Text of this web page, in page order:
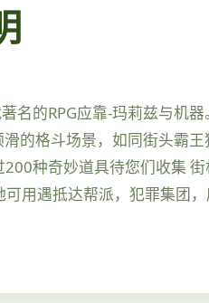
的RPG应靠-玛莉兹与机
的格斗场景，如同街头霸
种奇妙道具待您们收集
用遇抵达帮派，犯罪集团